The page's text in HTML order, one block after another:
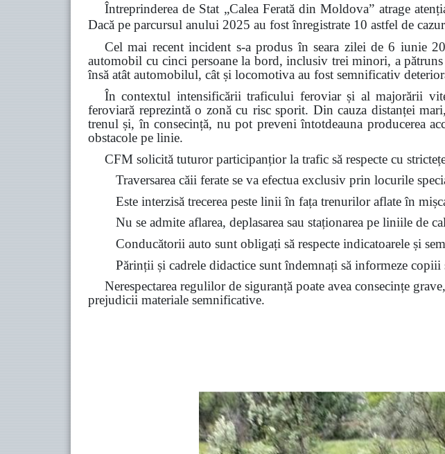
Întreprinderea de Stat „Calea Ferată din Moldova” atrage
Dacă pe parcursul anului 2025 au fost înregistrate 10 astfel de
Cel mai recent incident s-a produs în seara zilei de 6 iunie
automobil cu cinci persoane la bord, inclusiv trei minori, a
însă atât automobilul, cât și locomotiva au fost semnificativ
În contextul intensificării traficului feroviar și al majorării
feroviară reprezintă o zonă cu risc sporit. Din cauza distanței
trenul și, în consecință, nu pot preveni întotdeauna producerea
obstacole pe linie.
CFM solicită tuturor participanțior la trafic să respecte cu
Traversarea căii ferate se va efectua exclusiv prin locurile
Este interzisă trecerea peste linii în fața trenurilor aflate în
Nu se admite aflarea, deplasarea sau staționarea pe liniile de
Conducătorii auto sunt obligați să respecte indicatoarele și
Părinții și cadrele didactice sunt îndemnați să informeze
Nerespectarea regulilor de siguranță poate avea consecințe
prejudicii materiale semnificative.